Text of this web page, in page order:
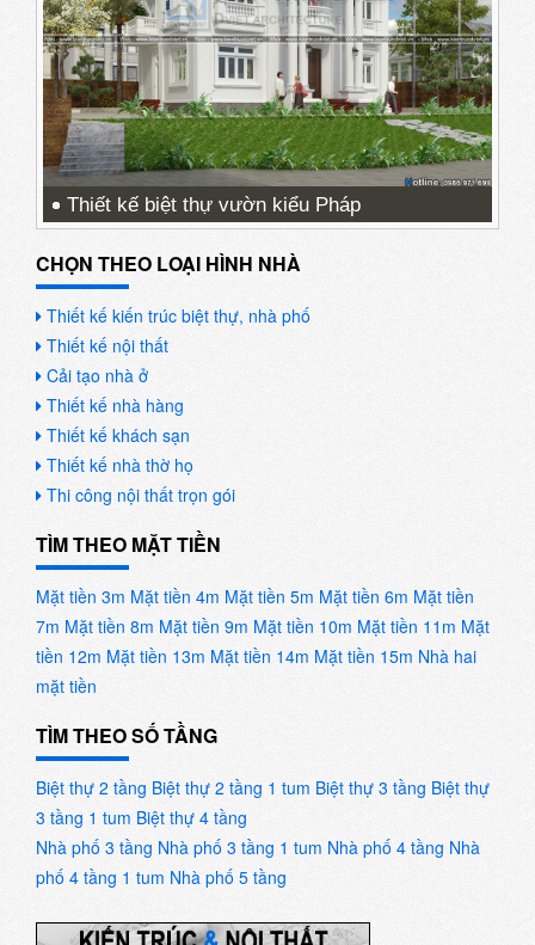
Thiết kế biệt thự vườn kiểu Pháp
CHỌN THEO LOẠI HÌNH NHÀ
Thiết kế kiến trúc biệt thự, nhà phố
Thiết kế nội thất
Cải tạo nhà ở
Thiết kế nhà hàng
Thiết kế khách sạn
Thiết kế nhà thờ họ
Thi công nội thất trọn gói
TÌM THEO MẶT TIỀN
Mặt tiền 3m Mặt tiền 4m Mặt tiền 5m Mặt tiền 6m Mặt tiền
7m Mặt tiền 8m Mặt tiền 9m Mặt tiền 10m Mặt tiền 11m Mặt
tiền 12m Mặt tiền 13m Mặt tiền 14m Mặt tiền 15m Nhà hai
mặt tiền
TÌM THEO SỐ TẦNG
Biệt thự 2 tầng Biệt thự 2 tầng 1 tum Biệt thự 3 tầng Biệt thự
3 tầng 1 tum Biệt thự 4 tầng
Nhà phố 3 tầng Nhà phố 3 tầng 1 tum Nhà phố 4 tầng Nhà
phố 4 tầng 1 tum Nhà phố 5 tầng